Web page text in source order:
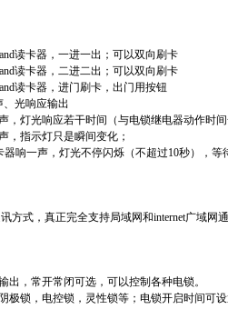
读卡器，一进一出；可以双向刷卡
读卡器，二进二出；可以双向刷卡
读卡器，进门刷卡，出门用按钮
、光响应输出
，灯光响应若干时间（与电锁继电器动作时间
，指示灯只是瞬间变化；
响一声，灯光不停闪烁（不超过10秒），等
方式，真正完全支持局域网和internet广域网通
出，常开常闭可选，可以控制各种电锁。
极锁，电控锁，灵性锁等；电锁开启时间可设